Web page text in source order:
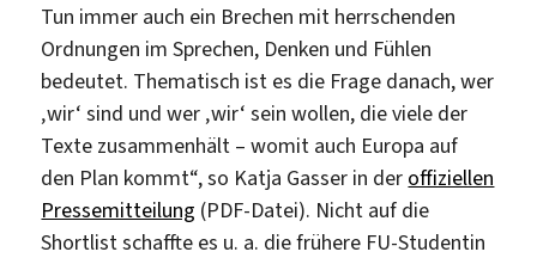
Tun immer auch ein Brechen mit herrschenden
Ordnungen im Sprechen, Denken und Fühlen
bedeutet. Thematisch ist es die Frage danach, wer
‚wir‘ sind und wer ‚wir‘ sein wollen, die viele der
Texte zusammenhält – womit auch Europa auf
den Plan kommt“, so Katja Gasser in der offiziellen
Pressemitteilung (PDF-Datei). Nicht auf die
Shortlist schaffte es u. a. die frühere FU-Studentin